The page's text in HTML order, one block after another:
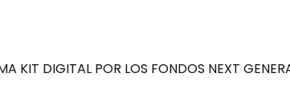
KIT DIGITAL POR LOS FONDOS NEXT